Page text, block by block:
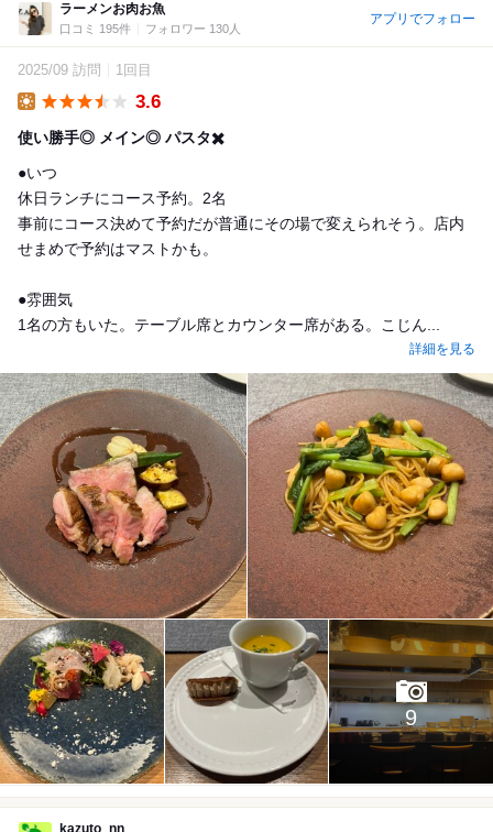
ラーメンお肉お魚
口コミ 195件 フォロワー 130人
アプリでフォロー
2025/09 訪問 1回目
3.6
使い勝手◎ メイン◎ パスタ✖️
●いつ
休日ランチにコース予約。2名
事前にコース決めて予約だが普通にその場で変えられそう。店内
せまめで予約はマストかも。
●雰囲気
1名の方もいた。テーブル席とカウンター席がある。こじん...
詳細を見る
9
kazuto_nn